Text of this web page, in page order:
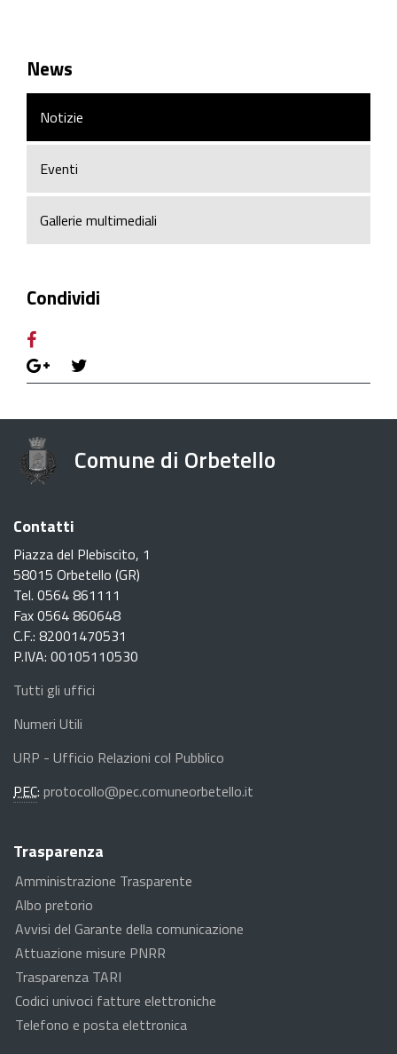
News
Notizie
Eventi
Gallerie multimediali
Condividi
Comune di Orbetello
Contatti
Piazza del Plebiscito, 1
58015 Orbetello (GR)
Tel. 0564 861111
Fax 0564 860648
C.F.: 82001470531
P.IVA: 00105110530
Tutti gli uffici
Numeri Utili
URP - Ufficio Relazioni col Pubblico
PEC: protocollo@pec.comuneorbetello.it
Trasparenza
Amministrazione Trasparente
Albo pretorio
Avvisi del Garante della comunicazione
Attuazione misure PNRR
Trasparenza TARI
Codici univoci fatture elettroniche
Telefono e posta elettronica